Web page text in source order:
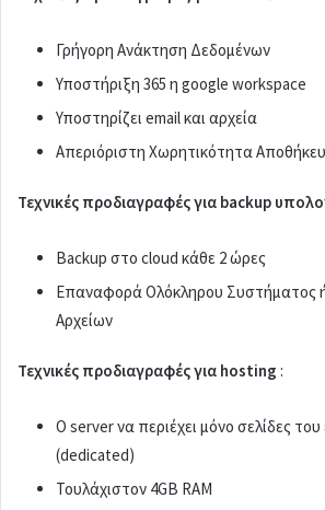
Γρήγορη Ανάκτηση Δεδομένων
Υποστήριξη 365 η google workspace
Υποστηρίζει email και αρχεία
Απεριόριστη Χωρητικότητα
Τεχνικές προδιαγραφές για backup
Backup στο cloud κάθε 2 ώρες
Επαναφορά Ολόκληρου Συστήματος
Αρχείων
Τεχνικές προδιαγραφές για hosting :
Ο server να περιέχει μόνο σελίδες του
(dedicated)
Τουλάχιστον 4GB RAM